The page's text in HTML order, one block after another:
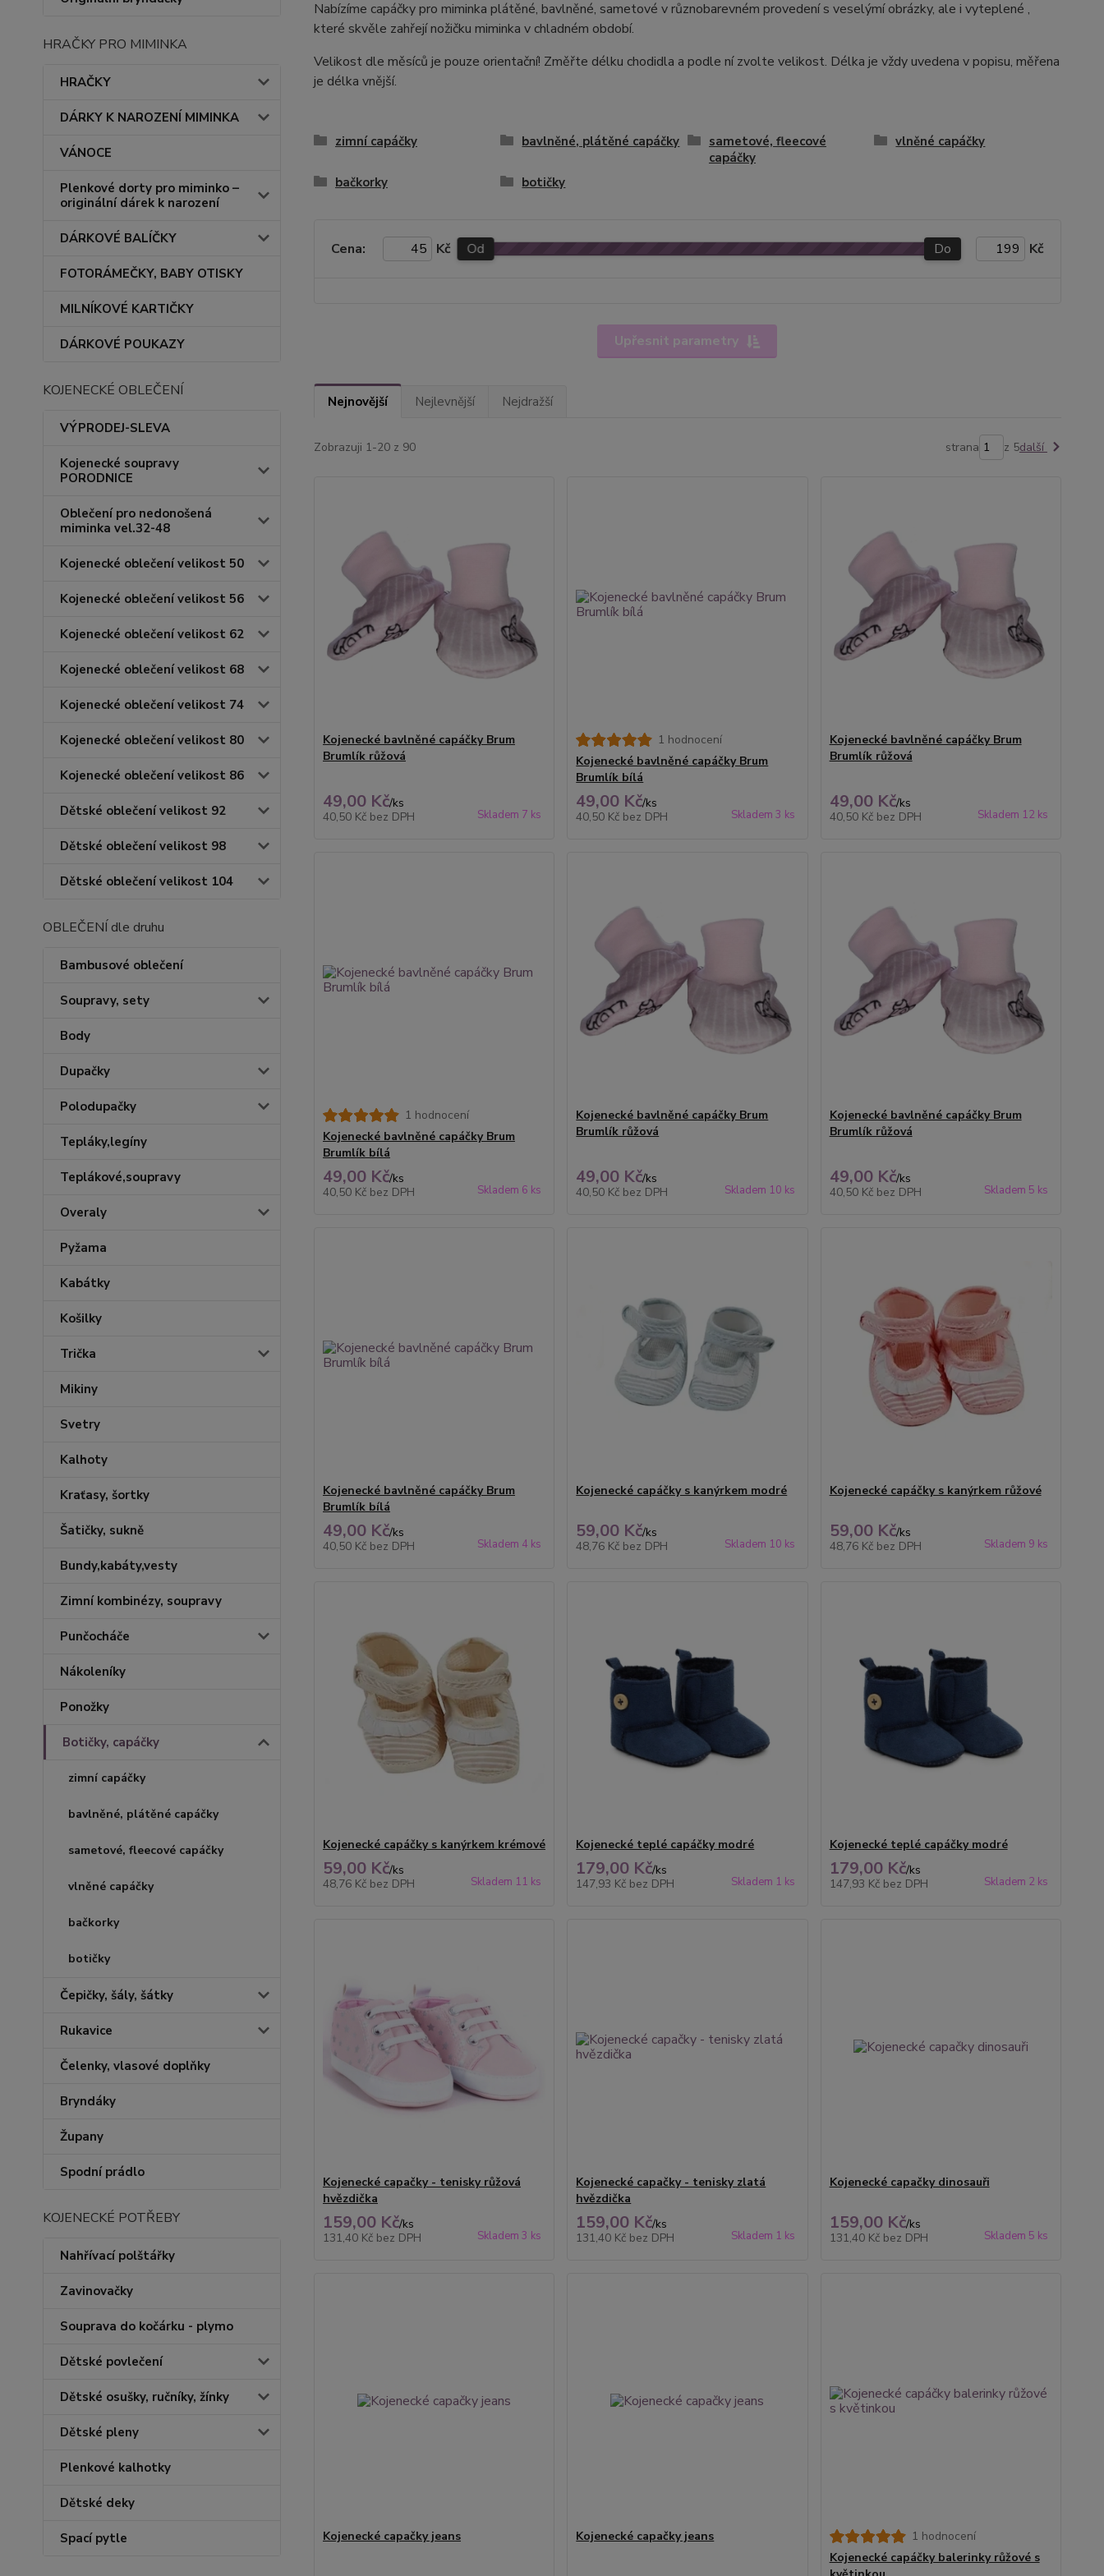
HRAČKY PRO MIMINKA
HRAČKY
DÁRKY K NAROZENÍ MIMINKA
VÁNOCE
Plenkové dorty pro miminko –
originální dárek k narození
DÁRKOVÉ BALÍČKY
FOTORÁMEČKY, BABY OTISKY
MILNÍKOVÉ KARTIČKY
DÁRKOVÉ POUKAZY
KOJENECKÉ OBLEČENÍ
VÝPRODEJ-SLEVA
Kojenecké soupravy
PORODNICE
Oblečení pro nedonošená
miminka vel.32-48
Kojenecké oblečení velikost 50
Kojenecké oblečení velikost 56
Kojenecké oblečení velikost 62
Kojenecké oblečení velikost 68
Kojenecké oblečení velikost 74
Kojenecké oblečení velikost 80
Kojenecké oblečení velikost 86
Dětské oblečení velikost 92
Dětské oblečení velikost 98
Dětské oblečení velikost 104
OBLEČENÍ dle druhu
Bambusové oblečení
Soupravy, sety
Body
Dupačky
Polodupačky
Tepláky,legíny
Teplákové,soupravy
Overaly
Pyžama
Kabátky
Košilky
Trička
Mikiny
Svetry
Kalhoty
Kraťasy, šortky
Šatičky, sukně
Bundy,kabáty,vesty
Zimní kombinézy, soupravy
Punčocháče
Nákoleníky
Ponožky
Botičky, capáčky
zimní capáčky
bavlněné, plátěné capáčky
sametové, fleecové capáčky
vlněné capáčky
bačkorky
botičky
Čepičky, šály, šátky
Rukavice
Čelenky, vlasové doplňky
Bryndáky
Župany
Spodní prádlo
KOJENECKÉ POTŘEBY
Nahřívací polštářky
Zavinovačky
Souprava do kočárku - plymo
Dětské povlečení
Dětské osušky, ručníky, žínky
Dětské pleny
Plenkové kalhotky
Dětské deky
Spací pytle
Nabízíme capáčky pro miminka plátěné, bavlněné, sametové v různobarevném provedení s veselýmí obrázky, ale i vyteplené ,
které skvěle zahřejí nožičku miminka v chladném období.
Velikost dle měsíců je pouze orientační! Změřte délku chodidla a podle ní zvolte velikost. Délka je vždy uvedena v popisu, měřena
je délka vnější.
zimní capáčky bavlněné, plátěné capáčky
sametové, fleecové
capáčky
vlněné capáčky
bačkorky botičky
Upřesnit parametry
Cena: Kč Od Do Kč
Nejnovější Nejlevnější Nejdražší
Zobrazuji 1-20 z 90 strana z 5další
Kojenecké bavlněné capáčky Brum
Brumlík růžová
49,00 Kč/ks
40,50 Kč bez DPH Skladem 7 ks
1 hodnocení
Kojenecké bavlněné capáčky Brum
Brumlík bílá
49,00 Kč/ks
40,50 Kč bez DPH Skladem 3 ks
Kojenecké bavlněné capáčky Brum
Brumlík růžová
49,00 Kč/ks
40,50 Kč bez DPH Skladem 12 ks
1 hodnocení
Kojenecké bavlněné capáčky Brum
Brumlík bílá
49,00 Kč/ks
40,50 Kč bez DPH Skladem 6 ks
Kojenecké bavlněné capáčky Brum
Brumlík růžová
49,00 Kč/ks
40,50 Kč bez DPH Skladem 10 ks
Kojenecké bavlněné capáčky Brum
Brumlík růžová
49,00 Kč/ks
40,50 Kč bez DPH Skladem 5 ks
Kojenecké bavlněné capáčky Brum
Brumlík bílá
49,00 Kč/ks
40,50 Kč bez DPH Skladem 4 ks
Kojenecké capáčky s kanýrkem modré
59,00 Kč/ks
48,76 Kč bez DPH Skladem 10 ks
Kojenecké capáčky s kanýrkem růžové
59,00 Kč/ks
48,76 Kč bez DPH Skladem 9 ks
Kojenecké capáčky s kanýrkem krémové
59,00 Kč/ks
48,76 Kč bez DPH Skladem 11 ks
Kojenecké teplé capáčky modré
179,00 Kč/ks
147,93 Kč bez DPH Skladem 1 ks
Kojenecké teplé capáčky modré
179,00 Kč/ks
147,93 Kč bez DPH Skladem 2 ks
Kojenecké capačky - tenisky růžová
hvězdička
159,00 Kč/ks
131,40 Kč bez DPH Skladem 3 ks
Kojenecké capačky - tenisky zlatá
hvězdička
159,00 Kč/ks
131,40 Kč bez DPH Skladem 1 ks
Kojenecké capačky dinosauři
159,00 Kč/ks
131,40 Kč bez DPH Skladem 5 ks
Kojenecké capačky jeans Kojenecké capačky jeans
1 hodnocení
Kojenecké capáčky balerinky růžové s